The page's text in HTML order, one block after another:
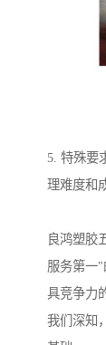
5. 特殊要
理难度和
良鸿塑胶
服务第一
具竞争力
我们深知